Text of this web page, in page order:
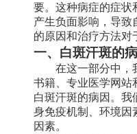
要。这种病症的症状
产生负面影响，导致
的原因和治疗方法对
一、白斑汗斑的
在这一部分中，
书籍、专业医学网站
白斑汗斑的病因。我
身免疫机制、环境因
因素。